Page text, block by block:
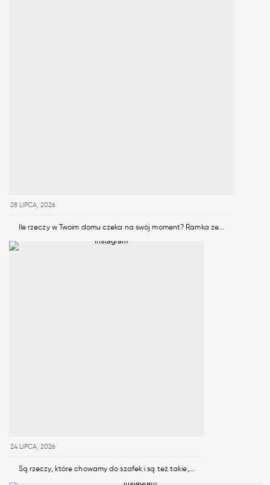
28 LIPCA, 2026
Ile rzeczy w Twoim domu czeka na swój moment? Ramka ze...
24 LIPCA, 2026
Są rzeczy, które chowamy do szafek i są też takie,...